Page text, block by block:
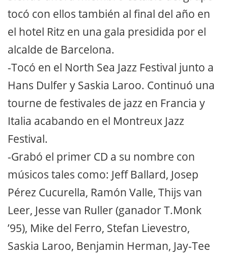
tocó con ellos también al final del año en
el hotel Ritz en una gala presidida por el
alcalde de Barcelona.
-Tocó en el North Sea Jazz Festival junto a
Hans Dulfer y Saskia Laroo. Continuó una
tourne de festivales de jazz en Francia y
Italia acabando en el Montreux Jazz
Festival.
-Grabó el primer CD a su nombre con
músicos tales como: Jeff Ballard, Josep
Pérez Cucurella, Ramón Valle, Thijs van
Leer, Jesse van Ruller (ganador T.Monk
’95), Mike del Ferro, Stefan Lievestro,
Saskia Laroo, Benjamin Herman, Jay-Tee